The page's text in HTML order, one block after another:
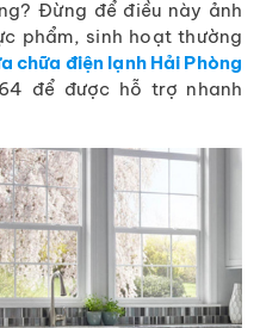
Đừng để điều này ảnh
phẩm, sinh hoạt thường
chữa điện lạnh Hải Phòng
để được hỗ trợ nhanh